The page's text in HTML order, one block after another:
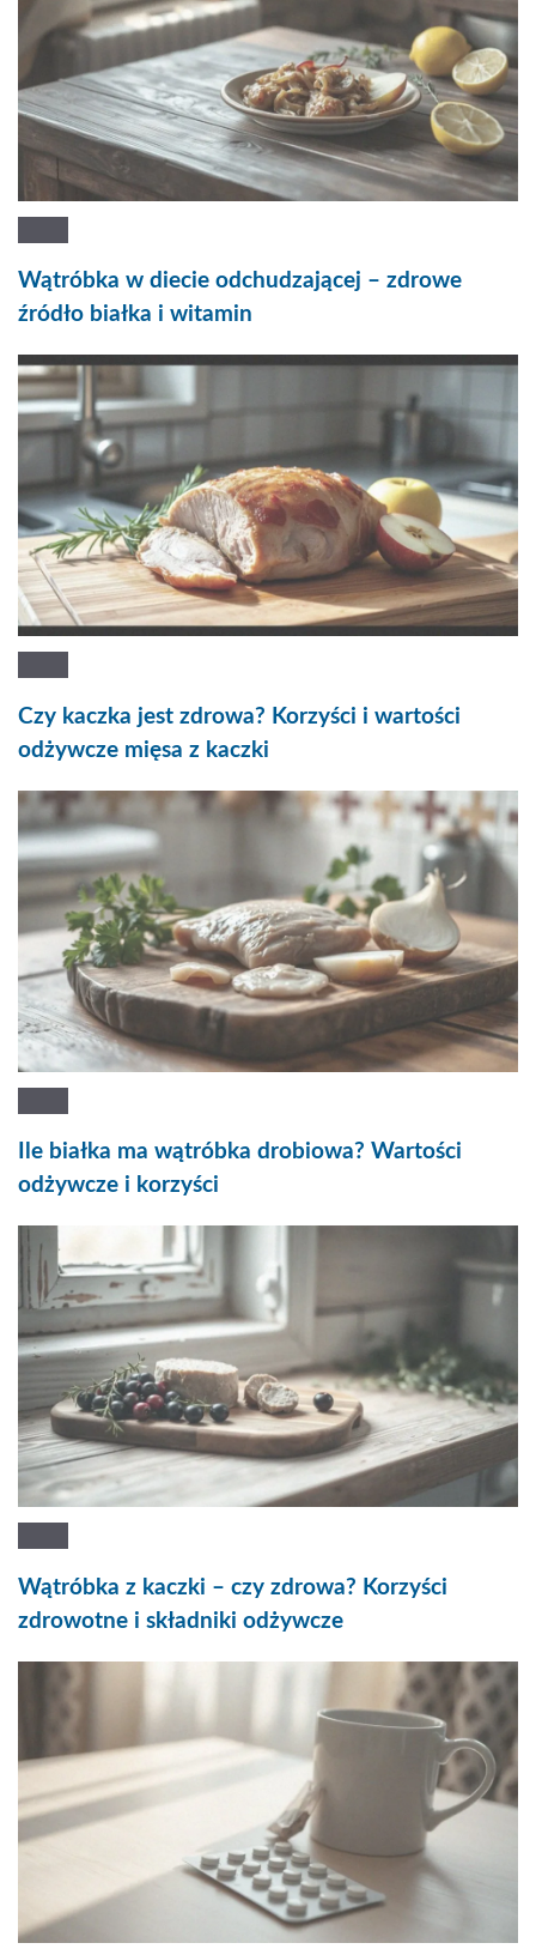
Wątróbka w diecie odchudzającej – zdrowe
źródło białka i witamin
Czy kaczka jest zdrowa? Korzyści i wartości
odżywcze mięsa z kaczki
Ile białka ma wątróbka drobiowa? Wartości
odżywcze i korzyści
Wątróbka z kaczki – czy zdrowa? Korzyści
zdrowotne i składniki odżywcze